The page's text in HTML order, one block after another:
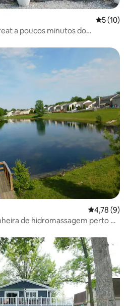
5 de uma
5 (10)
a poucos minutos do
4,78 de
4,78 (9)
de hidromassagem perto do